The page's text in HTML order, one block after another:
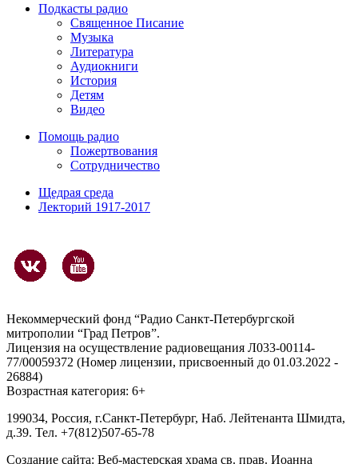
Подкасты радио
Священное Писание
Музыка
Литература
Аудиокниги
История
Детям
Видео
Помощь радио
Пожертвования
Сотрудничество
Щедрая среда
Лекторий 1917-2017
Некоммерческий фонд “Радио Санкт-Петербургской
митрополии “Град Петров”.
Лицензия на осуществление радиовещания Л033-00114-
77/00059372 (Номер лицензии, присвоенный до 01.03.2022 -
26884)
Возрастная категория: 6+
199034, Россия, г.Санкт-Петербург, Наб. Лейтенанта Шмидта,
д.39. Тел. +7(812)507-65-78
Создание сайта: Веб-мастерская храма св. прав. Иоанна